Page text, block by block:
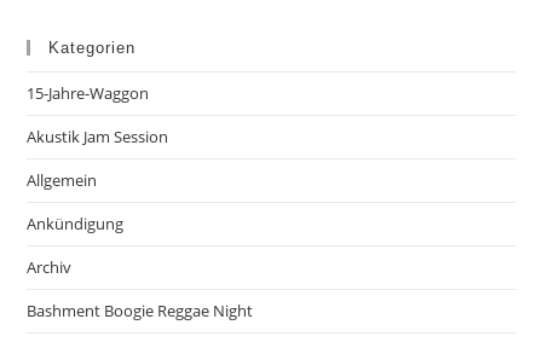
Kategorien
15-Jahre-Waggon
Akustik Jam Session
Allgemein
Ankündigung
Archiv
Bashment Boogie Reggae Night